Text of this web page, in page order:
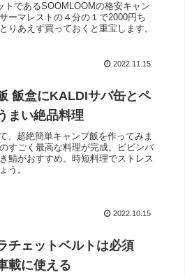
であるSOOMLOOMの格安キャン
ーマレストの４分の１で2000円ち
りあえず買っておくと重宝します。
2022.11.15
飯盒にKALDIサバ缶とペ
まい絶品料理
、超絶簡単キャンプ飯を作ってみま
すごく最高な料理が完成。ビビンバ
鯖がおすすめ。時短料理でストレス
う。
2022.10.15
チェットベルトは必須
載に使える